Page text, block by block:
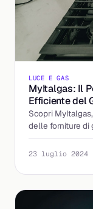
LUCE E GAS
MyItalgas: Il
Efficiente del
Scopri
delle forniture di
molto altro in
23 luglio 2024